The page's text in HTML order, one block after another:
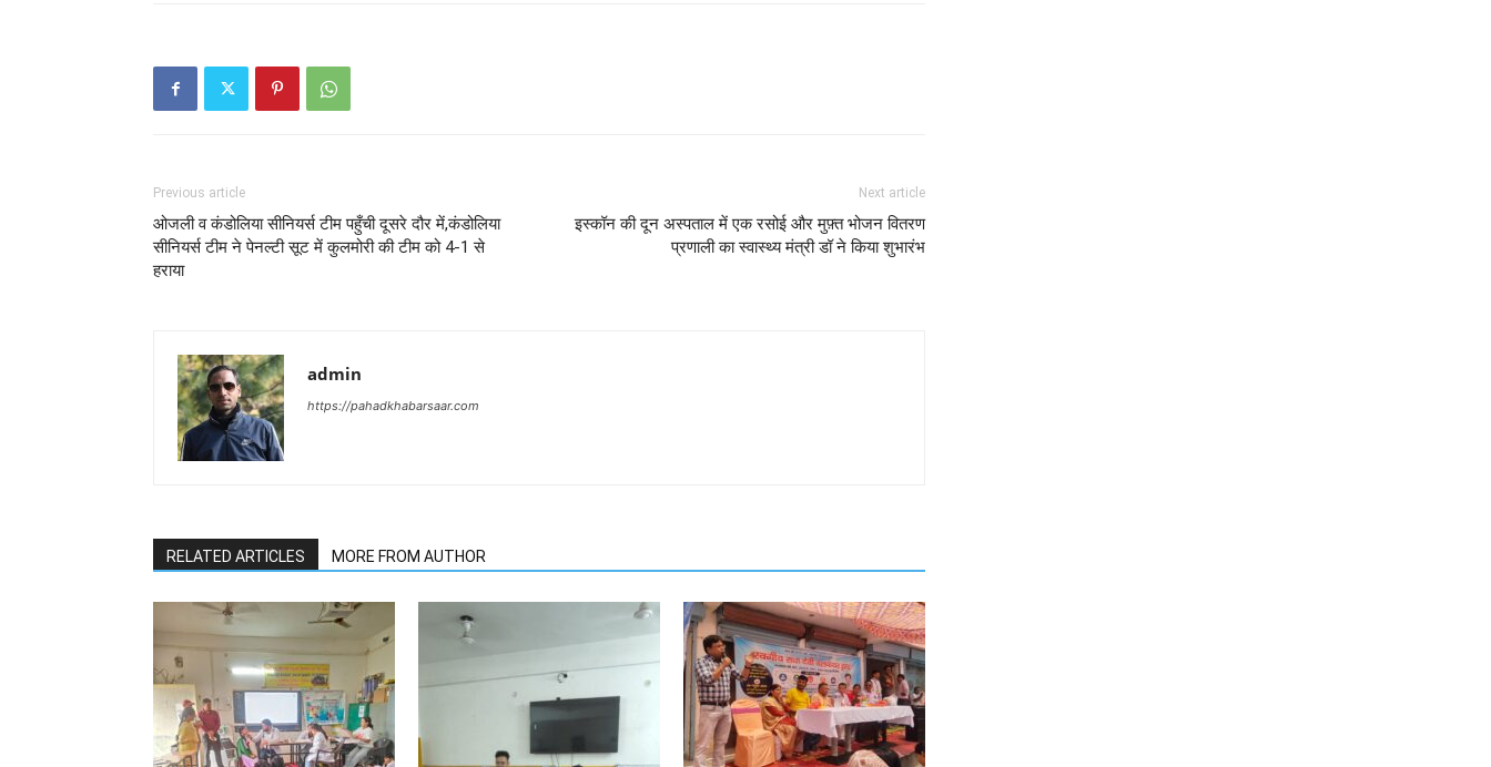
Previous article
ओजली व कंडोलिया सीनियर्स टीम पहुँची दूसरे दौर में,कंडोलिया
सीनियर्स टीम ने पेनल्टी सूट में कुलमोरी की टीम को 4-1 से
हराया
Next article
इस्कॉन की दून अस्पताल में एक रसोई और मुफ़्त भोजन वितरण
प्रणाली का स्वास्थ्य मंत्री डॉ ने किया शुभारंभ
admin
https://pahadkhabarsaar.com
RELATED ARTICLES MORE FROM AUTHOR